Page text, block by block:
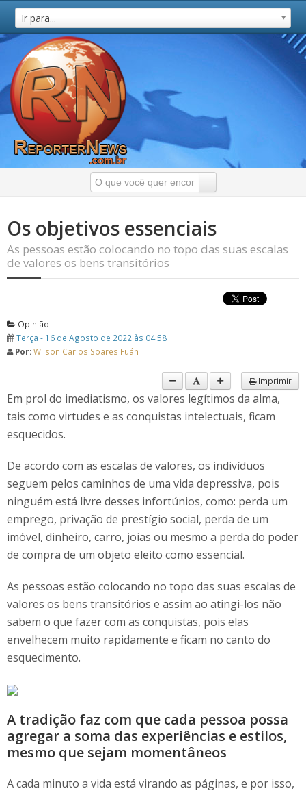
Ir para...
Os objetivos essenciais
As pessoas estão colocando no topo das suas escalas
de valores os bens transitórios
Opinião
Terça - 16 de Agosto de 2022 às 04:58
Por:Wilson Carlos Soares Fuáh
Imprimir
Em prol do imediatismo, os valores legítimos da alma,
tais como virtudes e as conquistas intelectuais, ficam
esquecidos.
De acordo com as escalas de valores, os indivíduos
seguem pelos caminhos de uma vida depressiva, pois
ninguém está livre desses infortúnios, como: perda um
emprego, privação de prestígio social, perda de um
imóvel, dinheiro, carro, joias ou mesmo a perda do poder
de compra de um objeto eleito como essencial.
As pessoas estão colocando no topo das suas escalas de
valores os bens transitórios e assim ao atingi-los não
sabem o que fazer com as conquistas, pois elas
envelhecem muito rapidamente e ficam no canto do
esquecimento.
A tradição faz com que cada pessoa possa
agregar a soma das experiências e estilos,
mesmo que sejam momentâneos
A cada minuto a vida está virando as páginas, e por isso,